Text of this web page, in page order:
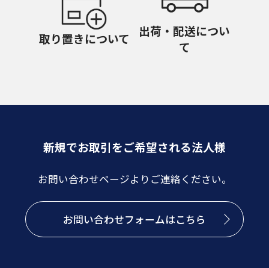
取り置きについて
出荷・配送につい
て
新規でお取引をご希望される法人様
お問い合わせページよりご連絡ください。
お問い合わせフォームはこちら